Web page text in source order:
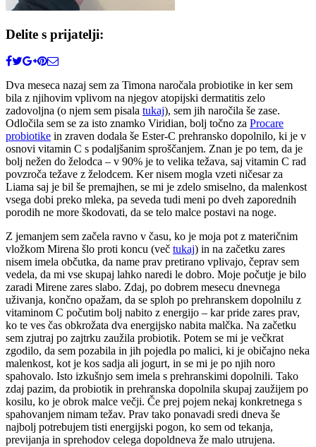
Delite s prijatelji:
Dva meseca nazaj sem za Timona naročala probiotike in ker sem
bila z njihovim vplivom na njegov atopijski dermatitis zelo
zadovoljna (o njem sem pisala tukaj), sem jih naročila še zase.
Odločila sem se za isto znamko Viridian, bolj točno za Procare
probiotike in zraven dodala še Ester-C prehransko dopolnilo, ki je v
osnovi vitamin C s podaljšanim sproščanjem. Znan je po tem, da je
bolj nežen do želodca – v 90% je to velika težava, saj vitamin C rad
povzroča težave z želodcem. Ker nisem mogla vzeti ničesar za
Liama saj je bil še premajhen, se mi je zdelo smiselno, da malenkost
vsega dobi preko mleka, pa seveda tudi meni po dveh zaporednih
porodih ne more škodovati, da se telo malce postavi na noge.
Z jemanjem sem začela ravno v času, ko je moja pot z materičnim
vložkom Mirena šlo proti koncu (več tukaj) in na začetku zares
nisem imela občutka, da name prav pretirano vplivajo, čeprav sem
vedela, da mi vse skupaj lahko naredi le dobro. Moje počutje je bilo
zaradi Mirene zares slabo. Zdaj, po dobrem mesecu dnevnega
uživanja, končno opažam, da se sploh po prehranskem dopolnilu z
vitaminom C počutim bolj nabito z energijo – kar pride zares prav,
ko te ves čas obkrožata dva energijsko nabita malčka. Na začetku
sem zjutraj po zajtrku zaužila probiotik. Potem se mi je večkrat
zgodilo, da sem pozabila in jih pojedla po malici, ki je običajno neka
malenkost, kot je kos sadja ali jogurt, in se mi je po njih noro
spahovalo. Isto izkušnjo sem imela s prehranskimi dopolnili. Tako
zdaj pazim, da probiotik in prehranska dopolnila skupaj zaužijem po
kosilu, ko je obrok malce večji. Če prej pojem nekaj konkretnega s
spahovanjem nimam težav. Prav tako ponavadi sredi dneva še
najbolj potrebujem tisti energijski pogon, ko sem od tekanja,
previjanja in sprehodov celega dopoldneva že malo utrujena.